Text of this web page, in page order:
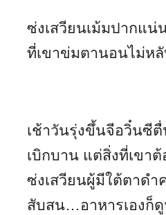
ซ่งเสวียนเม้มปากแ
ที่เขาข่มตานอนไม่ห
เช้าวันรุ่งขึ้นจีอวิ๋นซี
เบิกบาน แต่สิ่งที่เขา
ซ่งเสวียนผู้มีใต้ตาดำ
สับสน…อาหารเองก็ดู